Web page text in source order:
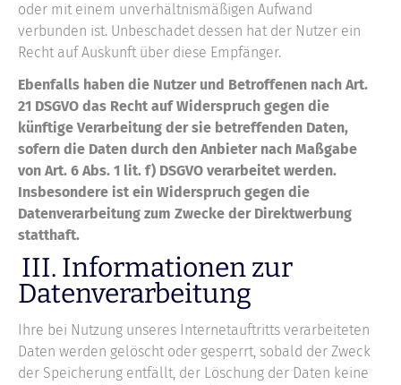
oder mit einem unverhältnismäßigen Aufwand
verbunden ist. Unbeschadet dessen hat der Nutzer ein
Recht auf Auskunft über diese Empfänger.
Ebenfalls haben die Nutzer und Betroffenen nach Art.
21 DSGVO das Recht auf Widerspruch gegen die
künftige Verarbeitung der sie betreffenden Daten,
sofern die Daten durch den Anbieter nach Maßgabe
von Art. 6 Abs. 1 lit. f) DSGVO verarbeitet werden.
Insbesondere ist ein Widerspruch gegen die
Datenverarbeitung zum Zwecke der Direktwerbung
statthaft.
III. Informationen zur
Datenverarbeitung
Ihre bei Nutzung unseres Internetauftritts verarbeiteten
Daten werden gelöscht oder gesperrt, sobald der Zweck
der Speicherung entfällt, der Löschung der Daten keine